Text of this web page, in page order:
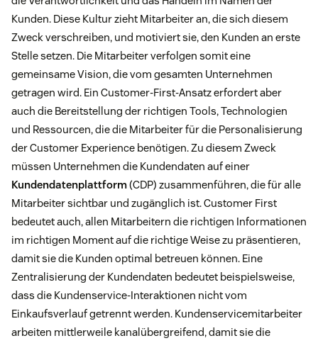
Kunden. Diese Kultur zieht Mitarbeiter an, die sich diesem
Zweck verschreiben, und motiviert sie, den Kunden an erste
Stelle setzen. Die Mitarbeiter verfolgen somit eine
gemeinsame Vision, die vom gesamten Unternehmen
getragen wird. Ein Customer-First-Ansatz erfordert aber
auch die Bereitstellung der richtigen Tools, Technologien
und Ressourcen, die die Mitarbeiter für die Personalisierung
der Customer Experience benötigen. Zu diesem Zweck
müssen Unternehmen die Kundendaten auf einer
Kundendatenplattform(CDP) zusammenführen, die für alle
Mitarbeiter sichtbar und zugänglich ist. Customer First
bedeutet auch, allen Mitarbeitern die richtigen Informationen
im richtigen Moment auf die richtige Weise zu präsentieren,
damit sie die Kunden optimal betreuen können. Eine
Zentralisierung der Kundendaten bedeutet beispielsweise,
dass die Kundenservice-Interaktionen nicht vom
Einkaufsverlauf getrennt werden. Kundenservicemitarbeiter
arbeiten mittlerweile kanalübergreifend, damit sie die